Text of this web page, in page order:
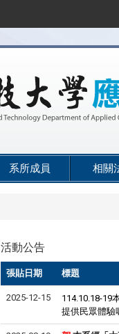
系所成員 相關
活動公告
張貼日期 標題
2025-12-15 114.10.18-19
提供民眾體驗